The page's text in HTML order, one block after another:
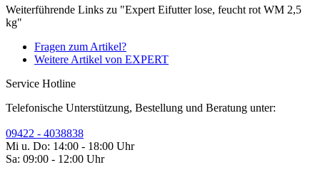
Weiterführende Links zu "Expert Eifutter lose, feucht rot WM 2,5
kg"
Fragen zum Artikel?
Weitere Artikel von EXPERT
Service Hotline
Telefonische Unterstützung, Bestellung und Beratung unter:
09422 - 4038838
Mi u. Do: 14:00 - 18:00 Uhr
Sa: 09:00 - 12:00 Uhr